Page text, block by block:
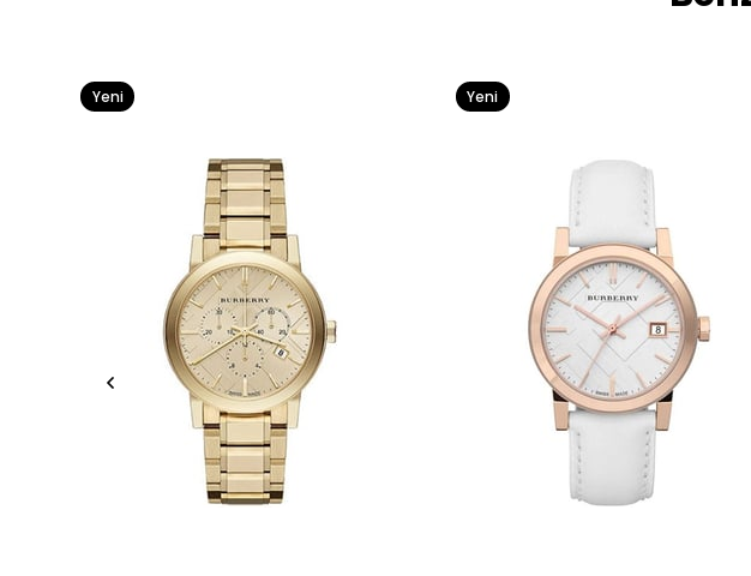
Yeni
Yeni